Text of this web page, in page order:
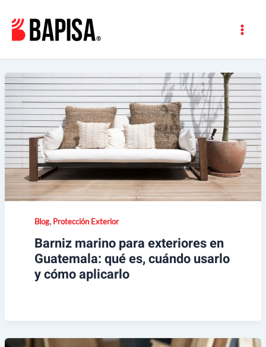
contenido
Blog, Protección Exterior
Barniz marino para exteriores en
Guatemala: qué es, cuándo usarlo
y cómo aplicarlo